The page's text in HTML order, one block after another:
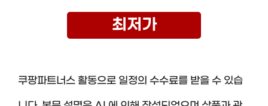
최저가
쿠팡파트너스 활동으로 일정의 수수료를 받을 수 있습